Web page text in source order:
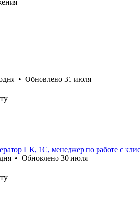
• Обновлено 31 июля
ПК, 1С, менеджер по работе с
• Обновлено 30 июля